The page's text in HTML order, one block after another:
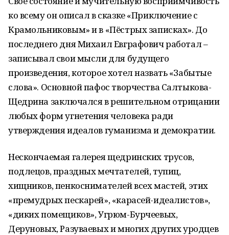
ко всему он описал в сказке «Приключение с
Крамольниковым» и в «Пёстрых записках». До
последнего дня Михаил Евграфович работал –
записывал свои мысли для будущего
произведения, которое хотел назвать «Забытые
слова». Основной пафос творчества Салтыкова-
Щедрина заключался в решительном отрицании
любых форм угнетения человека ради
утверждения идеалов гуманизма и демократии.
Нескончаемая галерея щедринских трусов,
подлецов, праздных мечтателей, тупиц,
хищников, пенкоснимателей всех мастей, этих
«премудрых пескарей», «карасей-идеалистов»,
«диких помещиков», Угрюм-Бурчеевых,
Деруновых, Разуваевых и многих других уродцев